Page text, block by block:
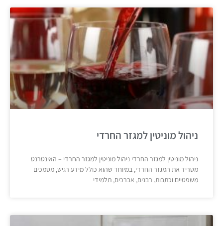
ניהול מוניטין למגזר החרדי
ניהול מוניטין למגזר החרדי ניהול מוניטין למגזר החרדי – האינטרנט
מטריד את המגזר החרדי, במיוחד שהוא כולל מידע רגיש, מסמכים
משפטיים וכתבות. רבנים, אברכים, תלמידי